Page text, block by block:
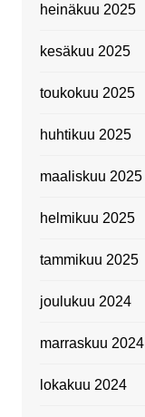
heinäkuu 2025
kesäkuu 2025
toukokuu 2025
huhtikuu 2025
maaliskuu 2025
helmikuu 2025
tammikuu 2025
joulukuu 2024
marraskuu 2024
lokakuu 2024